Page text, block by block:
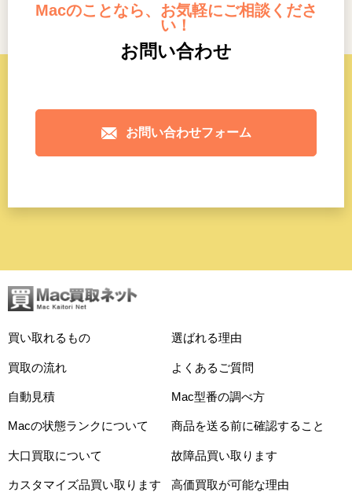
Macのことなら、お気軽にご相談くださ
い！
お問い合わせ
お問い合わせフォーム
買い取れるもの 選ばれる理由
買取の流れ よくあるご質問
自動見積 Mac型番の調べ方
Macの状態ランクについて 商品を送る前に確認すること
大口買取について 故障品買い取ります
カスタマイズ品買い取ります 高価買取が可能な理由